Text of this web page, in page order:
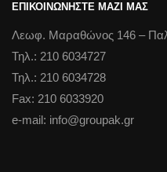
ΕΠΙΚΟΙΝΩΝΗΣΤΕ ΜΑΖΙ ΜΑΣ
Λεωφ. Μαραθώνος 146 –
Τηλ.: 210 6034727
Τηλ.: 210 6034728
Fax: 210 6033920
e-mail: info@groupak.gr